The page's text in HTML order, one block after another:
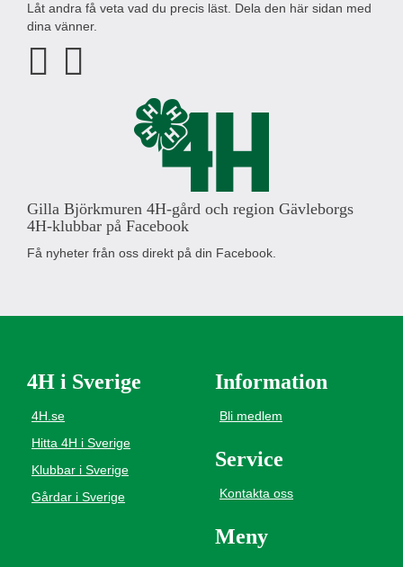
Låt andra få veta vad du precis läst. Dela den här sidan med
dina vänner.
Gilla Björkmuren 4H-gård och region Gävleborgs
4H-klubbar på Facebook
Få nyheter från oss direkt på din Facebook.
4H i Sverige
4H.se
Hitta 4H i Sverige
Klubbar i Sverige
Gårdar i Sverige
Information
Bli medlem
Service
Kontakta oss
Meny